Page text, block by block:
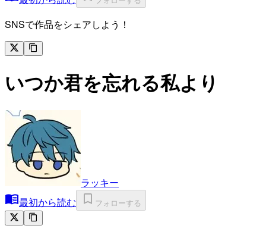
SNSで作品をシェアしよう！
いつか君を忘れる私より
ラッキー
最初から読む
フォローする